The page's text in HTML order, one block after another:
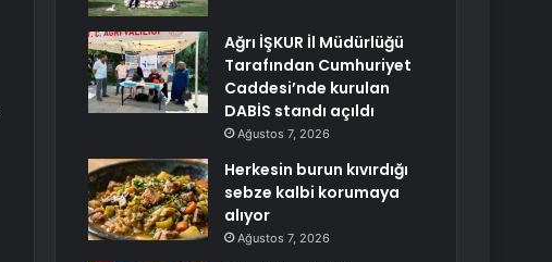
Ağrı İŞKUR İl Müdürlüğü
Tarafından Cumhuriyet
Caddesi’nde kurulan
DABİS standı açıldı
Ağustos 7, 2026
Herkesin burun kıvırdığı
sebze kalbi korumaya
alıyor
Ağustos 7, 2026